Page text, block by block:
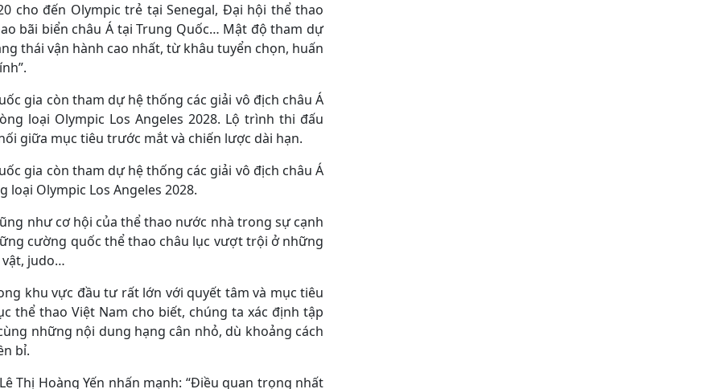
cho đến Olympic trẻ tại Senegal, Đại hội thể thao
bãi biển châu Á tại Trung Quốc… Mật độ tham dự
thái vận hành cao nhất, từ khâu tuyển chọn, huấn
gia còn tham dự hệ thống các giải vô địch châu Á
loại Olympic Los Angeles 2028. Lộ trình thi đấu
giữa mục tiêu trước mắt và chiến lược dài hạn.
gia còn tham dự hệ thống các giải vô địch châu Á
Olympic Los Angeles 2028.
như cơ hội của thể thao nước nhà trong sự cạnh
cường quốc thể thao châu lục vượt trội ở những
vật, judo…
khu vực đầu tư rất lớn với quyết tâm và mục tiêu
thể thao Việt Nam cho biết, chúng ta xác định tập
những nội dung hạng cân nhỏ, dù khoảng cách
bỉ.
Thị Hoàng Yến nhấn mạnh: “Điều quan trọng nhất